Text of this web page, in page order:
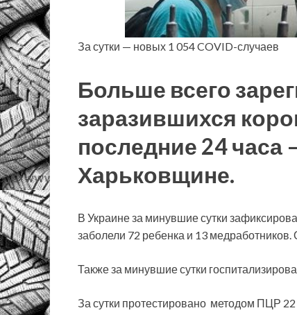
За сутки — новых 1 054 COVID-случаев
Больше всего
заразившихся
последние 24 часа
Харьковщине.
В Украине за минувшие сутки
заболели 72 ребенка и 13
Также за минувшие сутки
За сутки протестировано методом ПЦР